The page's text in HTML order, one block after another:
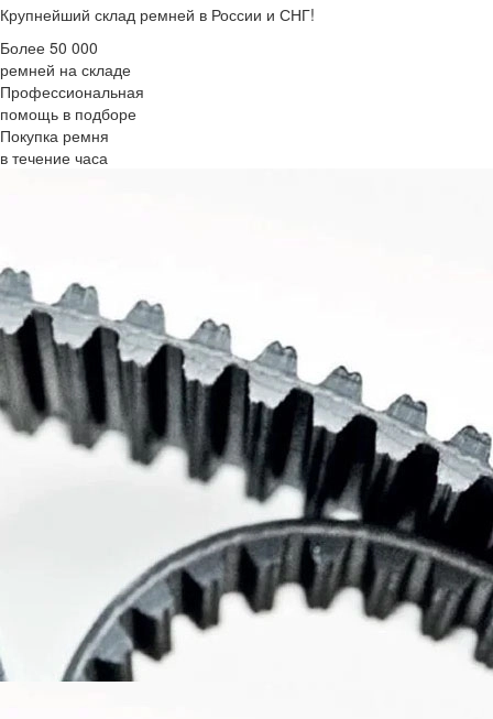
Крупнейший склад ремней в России и СНГ!
Более 50 000
ремней на складе
Профессиональная
помощь в подборе
Покупка ремня
в течение часа